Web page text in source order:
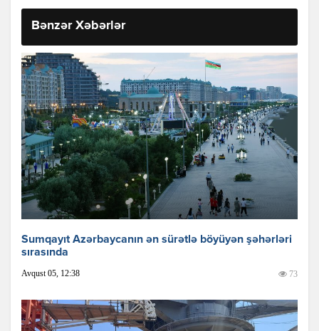
Bənzər Xəbərlər
Sumqayıt Azərbaycanın ən sürətlə böyüyən şəhərləri
sırasında
Avqust 05, 12:38 73